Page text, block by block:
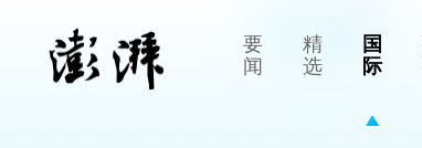
要
闻
精
选
国
际